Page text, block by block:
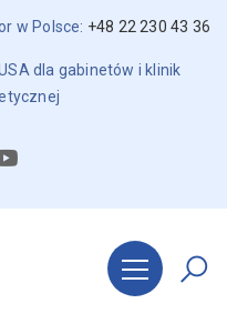
w Polsce: +48 22 230 43 36
dla gabinetów i klinik